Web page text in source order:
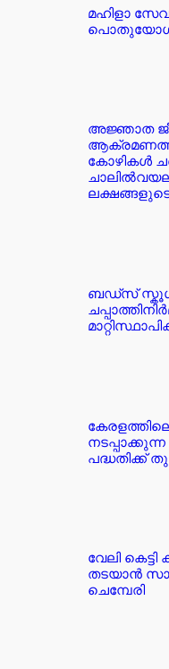
മഹിളാ
പൊതുയോഗം
അജ്ഞാത
കോഴികൾ
ലക്ഷങ്ങളുടെ
ബഡ്‌സ് സ്കൂൾ
പദ്ധതിക്ക്
വേലി
തടയാൻ
ചെമ്പേരി